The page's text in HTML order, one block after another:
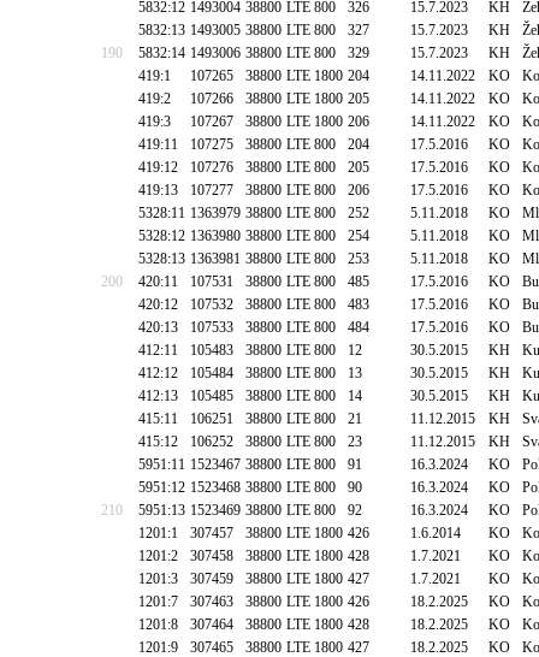
5832:12 1493004 38800 LTE 800 326 15.7.2023 KH
5832:13 1493005 38800 LTE 800 327 15.7.2023 KH
190
5832:14 1493006 38800 LTE 800 329 15.7.2023 KH
419:1
107265 38800 LTE 1800 204 14.11.2022 KO
419:2
107266 38800 LTE 1800 205 14.11.2022 KO
419:3
107267 38800 LTE 1800 206 14.11.2022 KO
419:11
107275 38800 LTE 800 204 17.5.2016 KO
419:12
107276 38800 LTE 800 205 17.5.2016 KO
419:13
107277 38800 LTE 800 206 17.5.2016 KO
5328:11 1363979 38800 LTE 800 252 5.11.2018 KO
5328:12 1363980 38800 LTE 800 254 5.11.2018 KO
5328:13 1363981 38800 LTE 800 253 5.11.2018 KO
200
420:11 107531 38800 LTE 800 485 17.5.2016 KO
420:12
107532 38800 LTE 800 483 17.5.2016 KO
420:13
107533 38800 LTE 800 484 17.5.2016 KO
412:11
105483 38800 LTE 800 12 30.5.2015 KH
412:12
105484 38800 LTE 800 13 30.5.2015 KH
412:13
105485 38800 LTE 800 14 30.5.2015 KH
415:11
106251 38800 LTE 800 21 11.12.2015 KH
415:12
106252 38800 LTE 800 23 11.12.2015 KH
5951:11 1523467 38800 LTE 800 91 16.3.2024 KO
5951:12 1523468 38800 LTE 800 90 16.3.2024 KO
210
5951:13 1523469 38800 LTE 800 92 16.3.2024 KO
1201:1
307457 38800 LTE 1800 426 1.6.2014 KO
1201:2
307458 38800 LTE 1800 428 1.7.2021 KO
1201:3
307459 38800 LTE 1800 427 1.7.2021 KO
1201:7
307463 38800 LTE 1800 426 18.2.2025 KO
1201:8
307464 38800 LTE 1800 428 18.2.2025 KO
1201:9
307465 38800 LTE 1800 427 18.2.2025 KO